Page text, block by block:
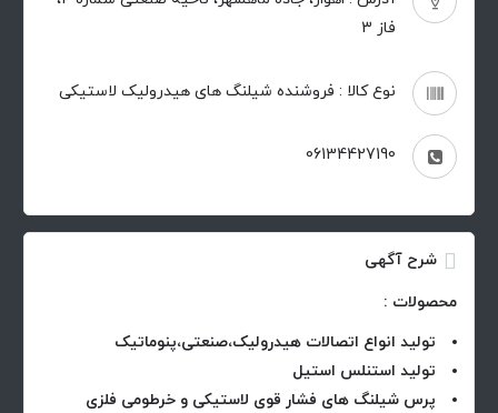
فاز 3
نوع کالا : فروشنده شیلنگ های هیدرولیک لاستیکی
06134427190
شرح آگهی
محصولات :
تولید انواع اتصالات هیدرولیک،صنعتی،پنوماتیک
تولید استنلس استیل
پرس شیلنگ های فشار قوی لاستیکی و خرطومی فلزی